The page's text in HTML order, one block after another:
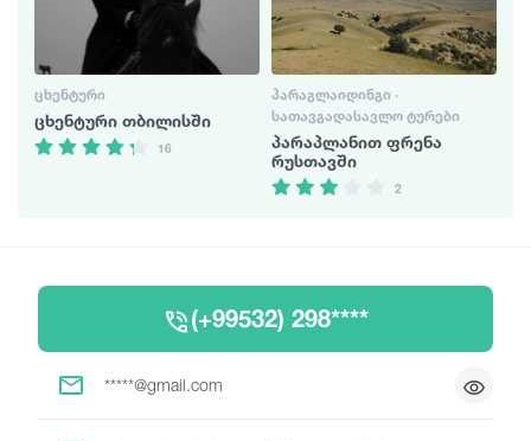
ᲪᲮᲔᲜᲢᲣᲠᲘ
ცხენტური თბილისში
16
ᲞᲐᲠᲐᲒᲚᲐᲘᲓᲘᲜᲒᲘ ·
ᲡᲐᲗᲐᲕᲒᲐᲓᲐᲡᲐᲕᲚᲝ ᲢᲣᲠᲔᲑᲘ
პარაპლანით ფრენა
რუსთავში
2
(+99532) 298****
*****@gmail.com